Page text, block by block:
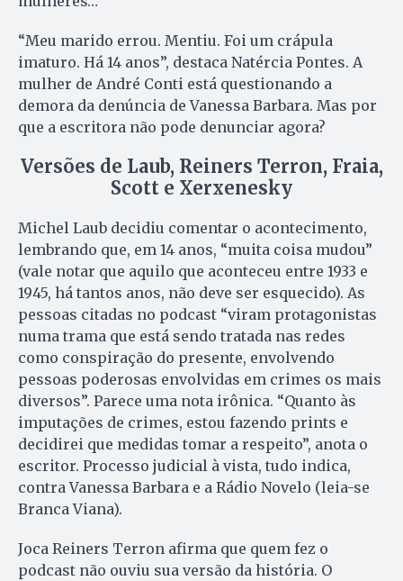
“Meu marido errou. Mentiu. Foi um crápula
imaturo. Há 14 anos”, destaca Natércia Pontes. A
mulher de André Conti está questionando a
demora da denúncia de Vanessa Barbara. Mas por
que a escritora não pode denunciar agora?
Versões de Laub, Reiners Terron, Fraia,
Scott e Xerxenesky
Michel Laub decidiu comentar o acontecimento,
lembrando que, em 14 anos, “muita coisa mudou”
(vale notar que aquilo que aconteceu entre 1933 e
1945, há tantos anos, não deve ser esquecido). As
pessoas citadas no podcast “viram protagonistas
numa trama que está sendo tratada nas redes
como conspiração do presente, envolvendo
pessoas poderosas envolvidas em crimes os mais
diversos”. Parece uma nota irônica. “Quanto às
imputações de crimes, estou fazendo prints e
decidirei que medidas tomar a respeito”, anota o
escritor. Processo judicial à vista, tudo indica,
contra Vanessa Barbara e a Rádio Novelo (leia-se
Branca Viana).
Joca Reiners Terron afirma que quem fez o
podcast não ouviu sua versão da história. O